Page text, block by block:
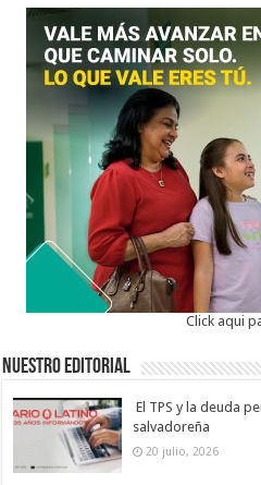
Click aqui
Nuestro Editorial
El TPS y la deuda
salvadoreña
20 julio, 2026